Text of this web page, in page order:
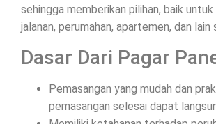
sehingga memberikan pilihan, baik untuk
jalanan, perumahan, apartemen, dan lain
Dasar Dari Pagar
Pemasangan yang mudah dan
pemasangan selesai dapat